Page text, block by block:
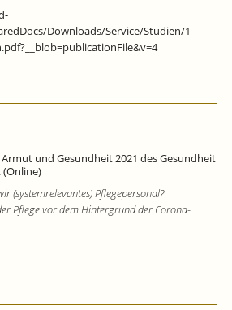
Downloads/Service/Studien/1-
Armut und Gesundheit 2021 des Gesundheit
(Online)
(systemrelevantes) Pflegepersonal?
Pflege vor dem Hintergrund der Corona-